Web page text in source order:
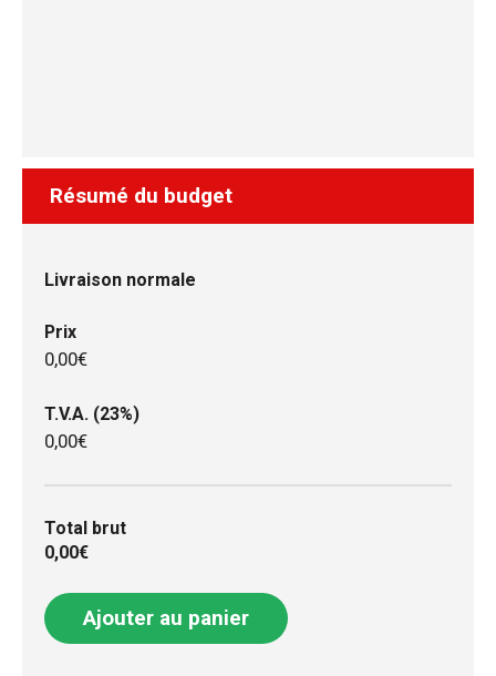
Résumé du budget
Livraison normale
Prix
0,00€
T.V.A. (23%)
0,00€
Total brut
0,00€
Ajouter au panier